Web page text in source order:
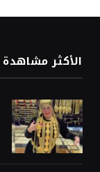
الأكثر مشاهدة